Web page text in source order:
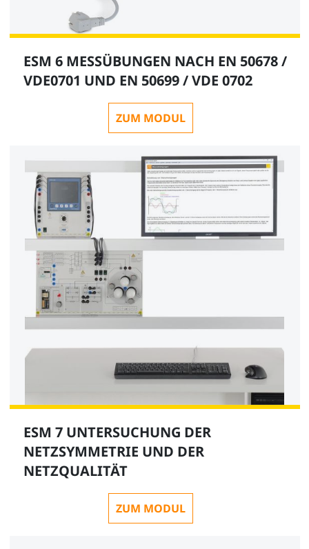
ESM 6 MESSÜBUNGEN NACH EN 50678 /
VDE0701 UND EN 50699 / VDE 0702
ZUM MODUL
ESM 7 UNTERSUCHUNG DER
NETZSYMMETRIE UND DER
NETZQUALITÄT
ZUM MODUL